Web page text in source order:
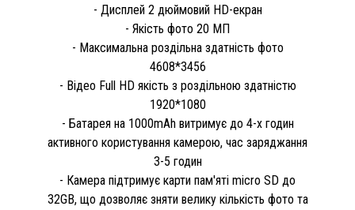
- Дисплей 2 дюймовий HD-екран
- Якість фото 20 МП
- Максимальна роздільна здатність фото
4608*3456
- Відео Full HD якість з роздільною здатністю
1920*1080
- Батарея на 1000mAh витримує до 4-х годин
активного користування камерою, час заряджання
3-5 годин
- Камера підтримує карти пам'яті micro SD до
32GB, що дозволяє зняти велику кількість фото та